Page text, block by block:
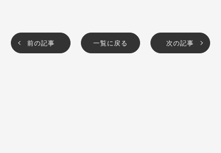
前の記事 一覧に戻る 次の記事